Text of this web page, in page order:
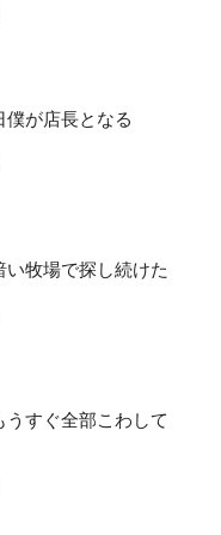
が店長となる
牧場で探し続けた
すぐ全部こわして